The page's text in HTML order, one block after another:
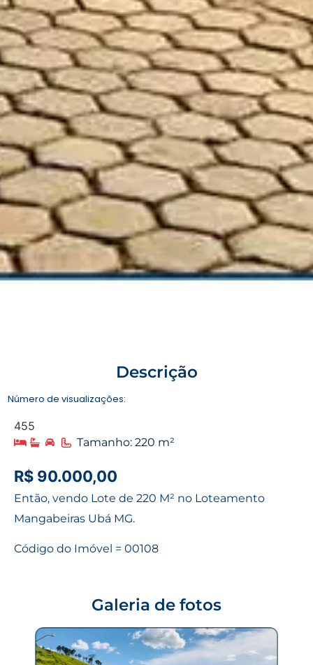
Descrição
Número de visualizações:
455
Tamanho: 220 m²
R$ 90.000,00
Então, vendo Lote de 220 M² no Loteamento
Mangabeiras Ubá MG.
Código do Imóvel = 00108
Galeria de fotos